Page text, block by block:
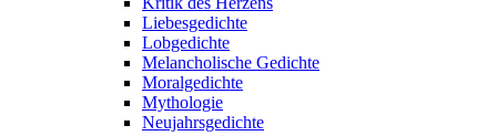
Liebesgedichte
Lobgedichte
Melancholische Gedichte
Moralgedichte
Mythologie
Neujahrsgedichte